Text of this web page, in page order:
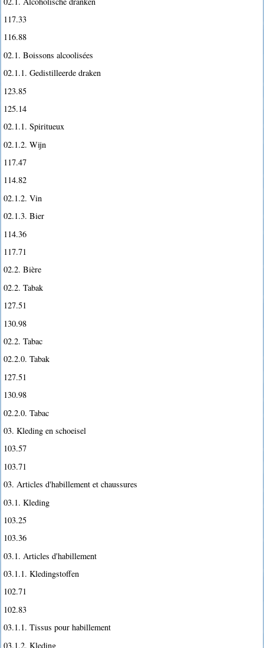
117.33
116.88
02.1. Boissons alcoolisées
02.1.1. Gedistilleerde draken
123.85
125.14
02.1.1. Spiritueux
02.1.2. Wijn
117.47
114.82
02.1.2. Vin
02.1.3. Bier
114.36
117.71
02.2. Bière
02.2. Tabak
127.51
130.98
02.2. Tabac
02.2.0. Tabak
127.51
130.98
02.2.0. Tabac
03. Kleding en schoeisel
103.57
103.71
03. Articles d'habillement et chaussures
03.1. Kleding
103.25
103.36
03.1. Articles d'habillement
03.1.1. Kledingstoffen
102.71
102.83
03.1.1. Tissus pour habillement
03.1.2. Kleding